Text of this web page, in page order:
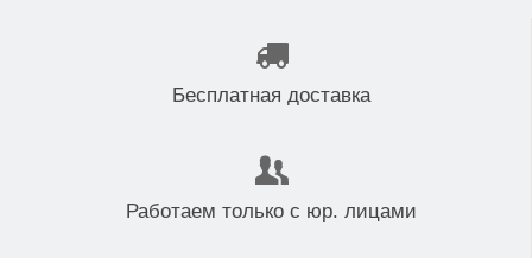
Бесплатная доставка
Работаем только с юр. лицами